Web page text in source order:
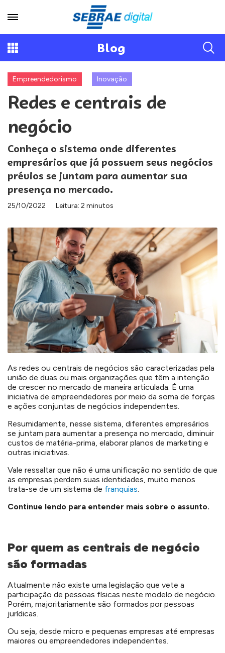
Blog
Empreendedorismo Inovação
Redes e centrais de
negócio
Conheça o sistema onde diferentes
empresários que já possuem seus negócios
prévios se juntam para aumentar sua
presença no mercado.
25/10/2022 Leitura: 2 minutos
As redes ou centrais de negócios são caracterizadas pela
união de duas ou mais organizações que têm a intenção
de crescer no mercado de maneira articulada. É uma
iniciativa de empreendedores por meio da soma de forças
e ações conjuntas de negócios independentes.
Resumidamente, nesse sistema, diferentes empresários
se juntam para aumentar a presença no mercado, diminuir
custos de matéria-prima, elaborar planos de marketing e
outras iniciativas.
Vale ressaltar que não é uma unificação no sentido de que
as empresas perdem suas identidades, muito menos
trata-se de um sistema de franquias.
Continue lendo para entender mais sobre o assunto.
Por quem as centrais de negócio
são formadas
Atualmente não existe uma legislação que vete a
participação de pessoas físicas neste modelo de negócio.
Porém, majoritariamente são formados por pessoas
jurídicas.
Ou seja, desde micro e pequenas empresas até empresas
maiores ou empreendedores independentes.